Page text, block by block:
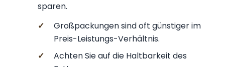
sparen.
✓
Großpackungen sind oft günstiger im
Preis-Leistungs-Verhältnis.
✓
Achten Sie auf die Haltbarkeit des